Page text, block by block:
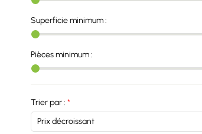
Superficie minimum :
Pièces minimum :
Trier par :